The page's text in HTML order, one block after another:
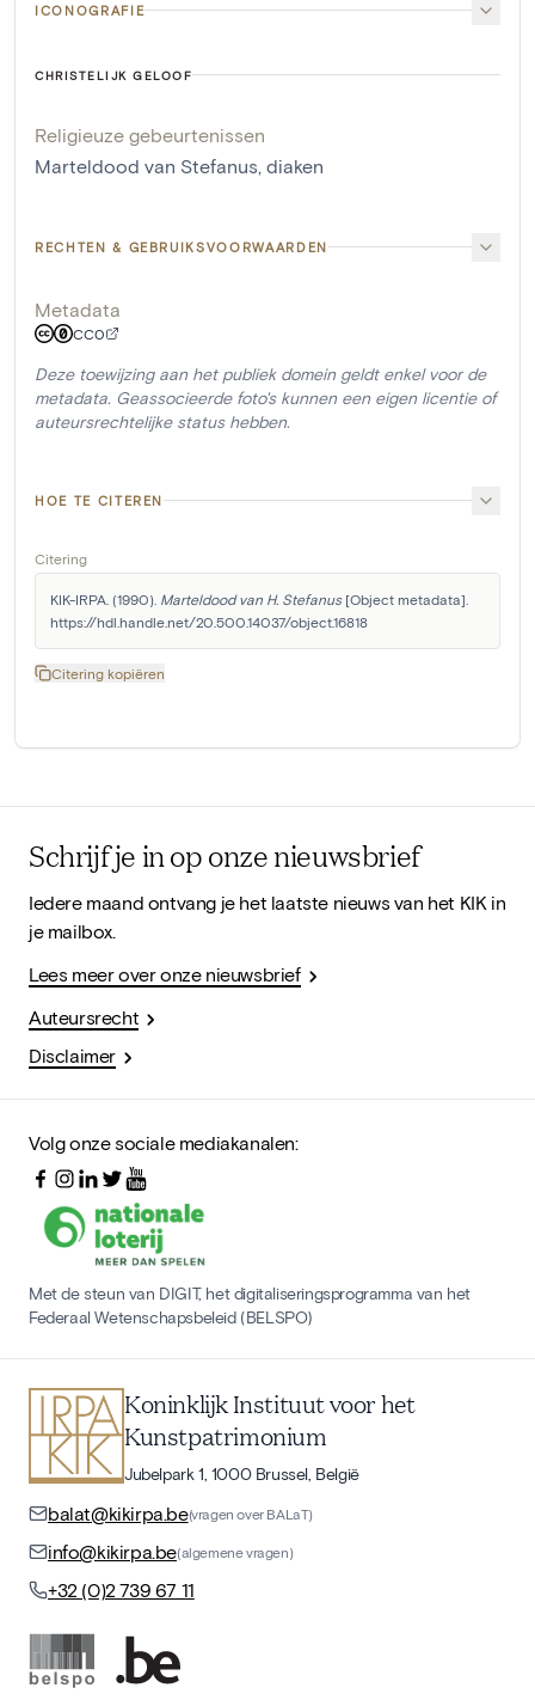
ICONOGRAFIE
CHRISTELIJK GELOOF
Religieuze gebeurtenissen
Marteldood van Stefanus, diaken
RECHTEN & GEBRUIKSVOORWAARDEN
Metadata
CC0
Deze toewijzing aan het publiek domein geldt enkel voor de
metadata. Geassocieerde foto's kunnen een eigen licentie of
auteursrechtelijke status hebben.
HOE TE CITEREN
Citering
KIK-IRPA. (1990). Marteldood van H. Stefanus [Object metadata].
https://hdl.handle.net/20.500.14037/object.16818
Citering kopiëren
Schrijf je in op onze nieuwsbrief
Iedere maand ontvang je het laatste nieuws van het KIK in
je mailbox.
Lees meer over onze nieuwsbrief
Auteursrecht
Disclaimer
Volg onze sociale mediakanalen:
Met de steun van DIGIT, het digitaliseringsprogramma van het
Federaal Wetenschapsbeleid (BELSPO)
Koninklijk Instituut voor het
Kunstpatrimonium
Jubelpark 1, 1000 Brussel, België
balat@kikirpa.be(vragen over BALaT)
info@kikirpa.be(algemene vragen)
+32 (0)2 739 67 11